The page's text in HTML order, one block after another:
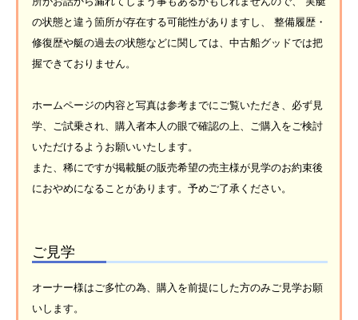
の状態と違う箇所が存在する可能性がありますし、 整備履歴・
修復歴や艇の過去の状態などに関しては、中古船グッドでは把
握できておりません。
ホームページの内容と写真は参考までにご覧いただき、必ず見
学、ご試乗され、購入者本人の眼で確認の上、ご購入をご検討
いただけるようお願いいたします。
また、稀にですが掲載艇の販売希望の売主様が見学のお約束後
におやめになることがあります。予めご了承ください。
ご見学
オーナー様はご多忙の為、購入を前提にした方のみご見学お願
いします。